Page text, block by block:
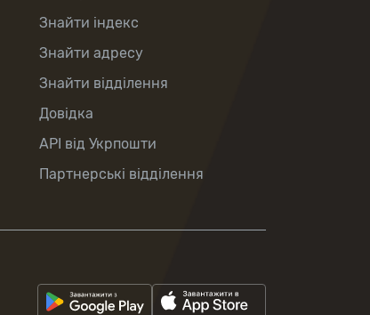
Знайти індекс
Знайти адресу
Знайти відділення
Довідка
API від Укрпошти
Партнерські відділення